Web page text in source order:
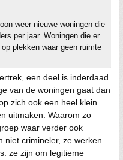
weer nieuwe woningen die
per jaar. Woningen die er
plekken waar geen ruimte
een deel is inderdaad
van de woningen gaat dan
zich ook een heel klein
uitmaken. Waarom zo
waar verder ook
niet crimineler, ze werken
ze zijn om legitieme